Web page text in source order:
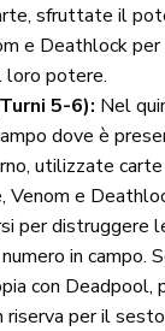
sfruttate il
e Deathlock
loro potere.
5-6): Nel
dove è
utilizzate
Venom e
per distruggere
in campo.
con
riserva per il